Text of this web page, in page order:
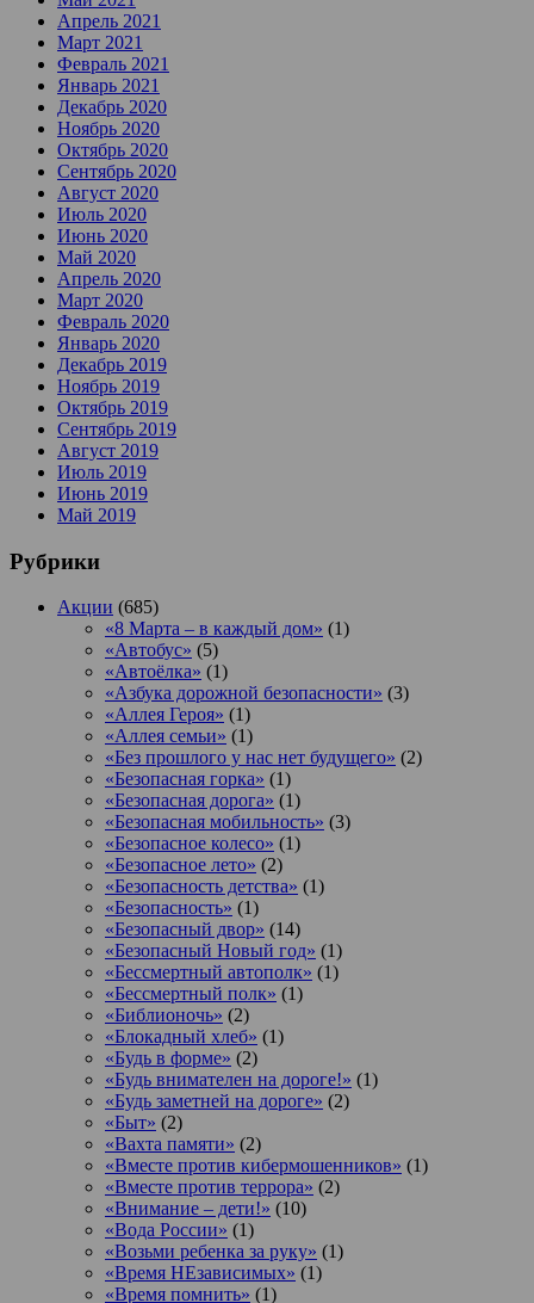
Апрель 2021
Март 2021
Февраль 2021
Январь 2021
Декабрь 2020
Ноябрь 2020
Октябрь 2020
Сентябрь 2020
Август 2020
Июль 2020
Июнь 2020
Май 2020
Апрель 2020
Март 2020
Февраль 2020
Январь 2020
Декабрь 2019
Ноябрь 2019
Октябрь 2019
Сентябрь 2019
Август 2019
Июль 2019
Июнь 2019
Май 2019
Рубрики
Акции (685)
«8 Марта – в каждый дом» (1)
«Автобус» (5)
«Автоёлка» (1)
«Азбука дорожной безопасности» (3)
«Аллея Героя» (1)
«Аллея семьи» (1)
«Без прошлого у нас нет будущего» (2)
«Безопасная горка» (1)
«Безопасная дорога» (1)
«Безопасная мобильность» (3)
«Безопасное колесо» (1)
«Безопасное лето» (2)
«Безопасность детства» (1)
«Безопасность» (1)
«Безопасный двор» (14)
«Безопасный Новый год» (1)
«Бессмертный автополк» (1)
«Бессмертный полк» (1)
«Библионочь» (2)
«Блокадный хлеб» (1)
«Будь в форме» (2)
«Будь внимателен на дороге!» (1)
«Будь заметней на дороге» (2)
«Быт» (2)
«Вахта памяти» (2)
«Вместе против кибермошенников» (1)
«Вместе против террора» (2)
«Внимание – дети!» (10)
«Вода России» (1)
«Возьми ребенка за руку» (1)
«Время НЕзависимых» (1)
«Время помнить» (1)